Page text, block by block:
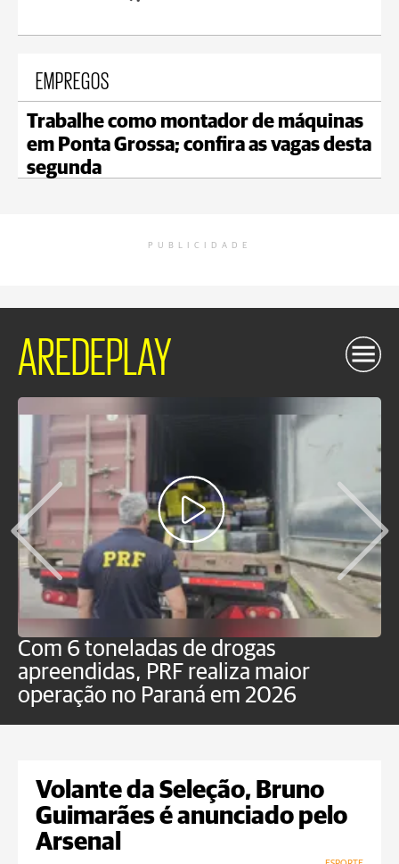
EMPREGOS
Trabalhe como montador de máquinas
em Ponta Grossa; confira as vagas desta
segunda
PUBLICIDADE
AREDEPLAY
Com 6 toneladas de drogas
apreendidas, PRF realiza maior
operação no Paraná em 2026
Volante da Seleção, Bruno
Guimarães é anunciado pelo
Arsenal